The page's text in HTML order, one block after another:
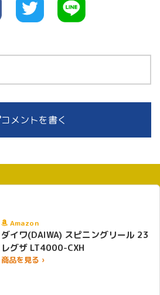
コメントを書く
Amazon
ダイワ(DAIWA) スピニングリール 23
レグザ LT4000-CXH
商品を見る ›